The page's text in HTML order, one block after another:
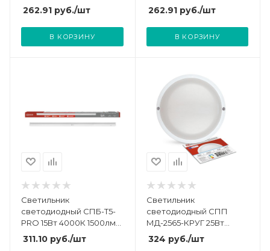
600мм 230В NEOX
4690612039169
262.91 руб./шт
В КОРЗИНУ
600мм 230В NEOX
4690612039176
262.91руб./шт
В КОРЗИНУ
Светильник
светодиодный СПБ-Т5-
PRO 15Вт 4000К 1500лм
230В 600мм IN HOME
4690612051321
311.10 руб./шт
Светильник
светодиодный СПП
МД-2565-КРУГ 25Вт
6500К IP65 2250лм 175мм
герметичный с
324 руб./шт